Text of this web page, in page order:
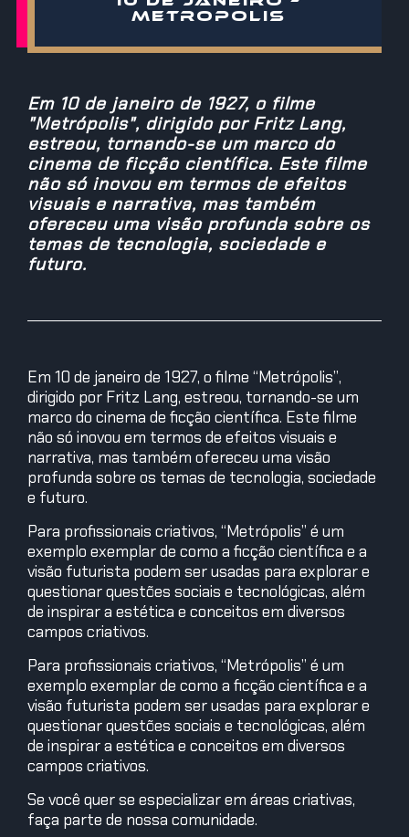
METROPOLIS
Em 10 de janeiro de 1927, o filme
"Metrópolis", dirigido por Fritz Lang,
estreou, tornando-se um marco do
cinema de ficção científica. Este filme
não só inovou em termos de efeitos
visuais e narrativa, mas também
ofereceu uma visão profunda sobre os
temas de tecnologia, sociedade e
futuro.
Em 10 de janeiro de 1927, o filme “Metrópolis”,
dirigido por Fritz Lang, estreou, tornando-se um
marco do cinema de ficção científica. Este filme
não só inovou em termos de efeitos visuais e
narrativa, mas também ofereceu uma visão
profunda sobre os temas de tecnologia, sociedade
e futuro.
Para profissionais criativos, “Metrópolis” é um
exemplo exemplar de como a ficção científica e a
visão futurista podem ser usadas para explorar e
questionar questões sociais e tecnológicas, além
de inspirar a estética e conceitos em diversos
campos criativos.
Para profissionais criativos, “Metrópolis” é um
exemplo exemplar de como a ficção científica e a
visão futurista podem ser usadas para explorar e
questionar questões sociais e tecnológicas, além
de inspirar a estética e conceitos em diversos
campos criativos.
Se você quer se especializar em áreas criativas,
faça parte de nossa comunidade.